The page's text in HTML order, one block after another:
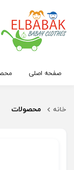
صفحه اصلی
خانه محصولات